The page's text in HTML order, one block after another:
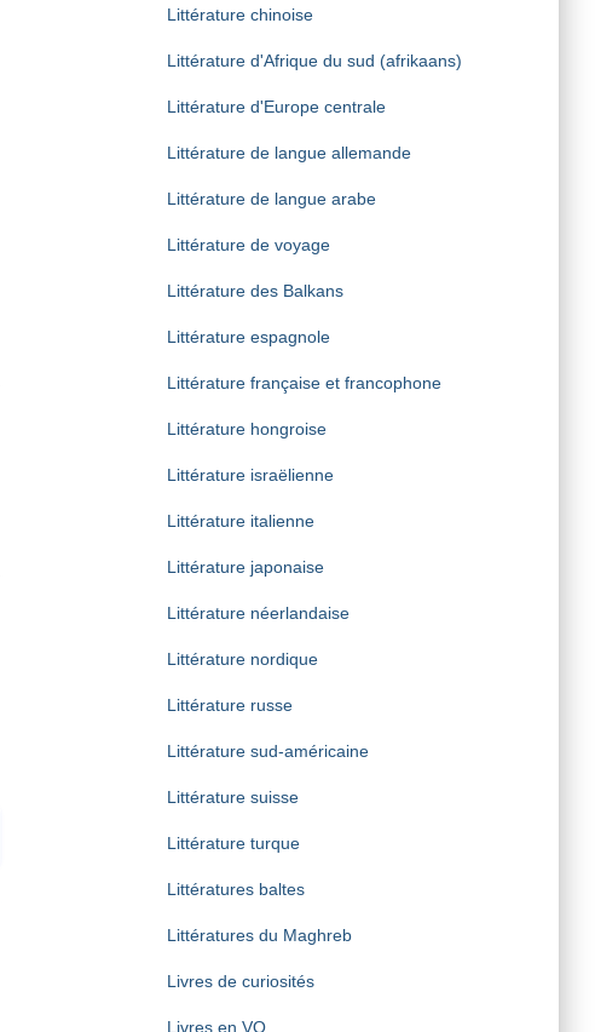
Littérature chinoise
Littérature d'Afrique du sud (afrikaans)
Littérature d'Europe centrale
Littérature de langue allemande
Littérature de langue arabe
Littérature de voyage
Littérature des Balkans
Littérature espagnole
Littérature française et francophone
Littérature hongroise
Littérature israëlienne
Littérature italienne
Littérature japonaise
Littérature néerlandaise
Littérature nordique
Littérature russe
Littérature sud-américaine
Littérature suisse
Littérature turque
Littératures baltes
Littératures du Maghreb
Livres de curiosités
Livres en VO